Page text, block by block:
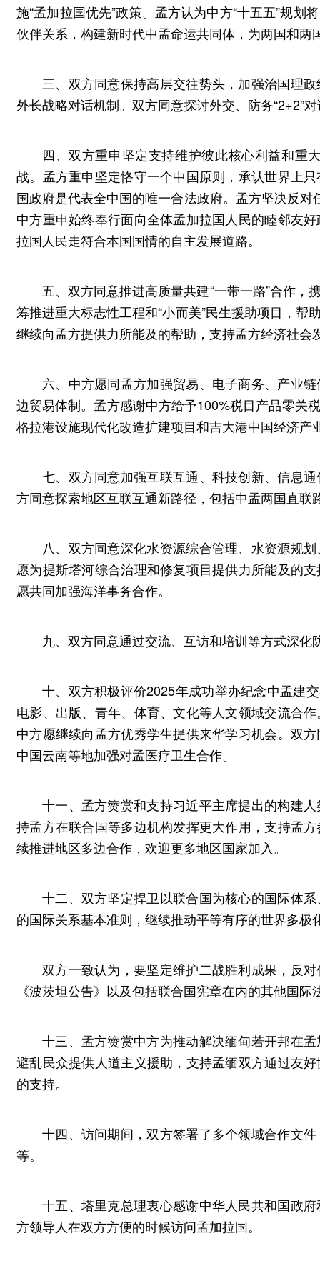
施“孟加拉国优先”政策。孟方认为中方“十五五”规
伙伴关系，构建新时代中孟命运共同体，为两国和两
三、双方同意保持高层交往势头，加强治国理
外长战略对话机制。双方同意探讨外交、防务“2+2”
四、双方重申坚定支持维护彼此核心利益和重
战。孟方重申坚定恪守一个中国原则，承认世界上
国政府是代表全中国的唯一合法政府。孟方坚决反
中方重申始终奉行面向全体孟加拉国人民的睦邻友
拉国人民走符合本国国情的自主发展道路。
五、双方同意推进高质量共建“一带一路”合作
筹推进重大标志性工程和“小而美”民生援助项目，
继续向孟方提供力所能及的帮助，支持孟方经济社会
六、中方愿同孟方加强贸易、电子商务、产业
边贸易体制。孟方感谢中方给予100%税目产品零关
格拉港设施现代化改造扩建项目和吉大港中国经济产
七、双方同意加强互联互通、科技创新、信息
方同意探索地区互联互通新路径，包括中孟两国直联
八、双方同意深化水资源综合管理、水资源规
愿为提斯塔河综合治理和修复项目提供力所能及的
愿共同加强海洋事务合作。
九、双方同意通过交流、互访和培训等方式深
十、双方积极评价2025年成功举办纪念中孟建
电影、出版、青年、体育、文化等人文领域交流合
中方愿继续向孟方优秀学生提供来华学习机会。双
中国云南等地加强对孟医疗卫生合作。
十一、孟方赞赏和支持习近平主席提出的构建
持孟方在联合国等多边机构发挥更大作用，支持孟
续推进地区多边合作，欢迎更多地区国家加入。
十二、双方坚定捍卫以联合国为核心的国际体
的国际关系基本准则，继续推动平等有序的世界多极
双方一致认为，要坚定维护二战胜利成果，反
《波茨坦公告》以及包括联合国宪章在内的其他国
十三、孟方赞赏中方为推动解决缅甸若开邦在
避乱民众提供人道主义援助，支持孟缅双方通过友
的支持。
十四、访问期间，双方签署了多个领域合作文
等。
十五、塔里克总理衷心感谢中华人民共和国政
方领导人在双方方便的时候访问孟加拉国。